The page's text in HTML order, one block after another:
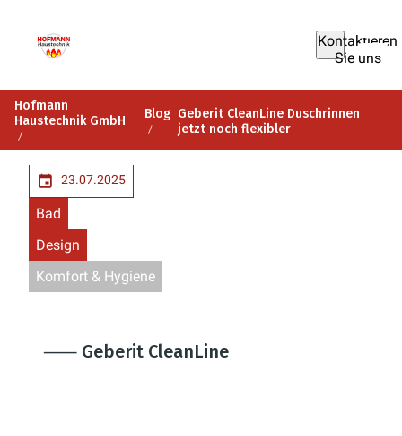
Kontaktieren
Sie uns
Hofmann
Haustechnik GmbH
Blog Geberit CleanLine Duschrinnen
jetzt noch flexibler
23.07.2025
Bad
Design
Komfort & Hygiene
⸺ Geberit CleanLine